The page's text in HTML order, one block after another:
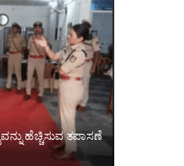
ಹೆಚ್ಚಿಸುವ ತಪಾಸಣೆ